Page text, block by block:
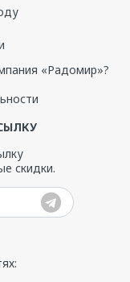
«Радомир»?
скидки.